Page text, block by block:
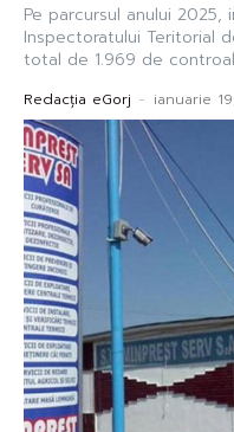
Pe parcursul anului
Inspectoratului Teritorial
total de 1.969 de
Redacția eGorj - ianuarie